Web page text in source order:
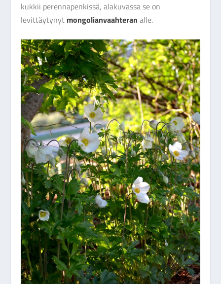
kukkii perennapenkissä, alakuvassa se on
levittäytynyt mongolianvaahteran alle.